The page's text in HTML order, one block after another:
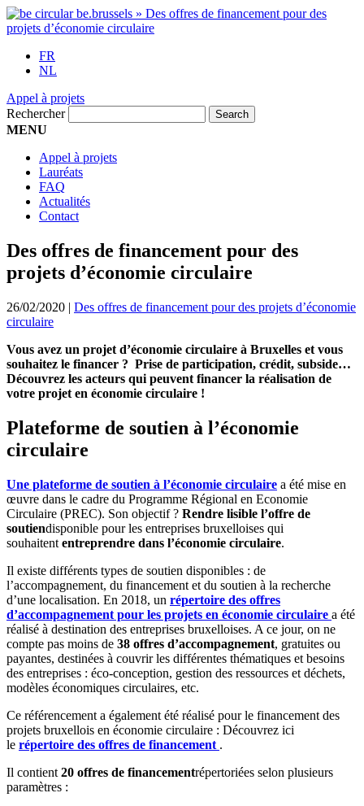
FR
NL
Appel à projets
Rechercher
MENU
Appel à projets
Lauréats
FAQ
Actualités
Contact
Des offres de financement pour des
projets d’économie circulaire
26/02/2020 | Des offres de financement pour des projets d’économie
circulaire
Vous avez un projet d’économie circulaire à Bruxelles et vous
souhaitez le financer ? Prise de participation, crédit, subside…
Découvrez les acteurs qui peuvent financer la réalisation de
votre projet en économie circulaire !
Plateforme de soutien à l’économie
circulaire
Une plateforme de soutien à l’économie circulaire a été mise en
œuvre dans le cadre du Programme Régional en Economie
Circulaire (PREC). Son objectif ? Rendre lisible l’offre de
soutiendisponible pour les entreprises bruxelloises qui
souhaitent entreprendre dans l’économie circulaire.
Il existe différents types de soutien disponibles : de
l’accompagnement, du financement et du soutien à la recherche
d’une localisation. En 2018, un répertoire des offres
d’accompagnement pour les projets en économie circulaire a été
réalisé à destination des entreprises bruxelloises. A ce jour, on ne
compte pas moins de 38 offres d’accompagnement, gratuites ou
payantes, destinées à couvrir les différentes thématiques et besoins
des entreprises : éco-conception, gestion des ressources et déchets,
modèles économiques circulaires, etc.
Ce référencement a également été réalisé pour le financement des
projets bruxellois en économie circulaire : Découvrez ici
le répertoire des offres de financement .
Il contient 20 offres de financementrépertoriées selon plusieurs
paramètres :